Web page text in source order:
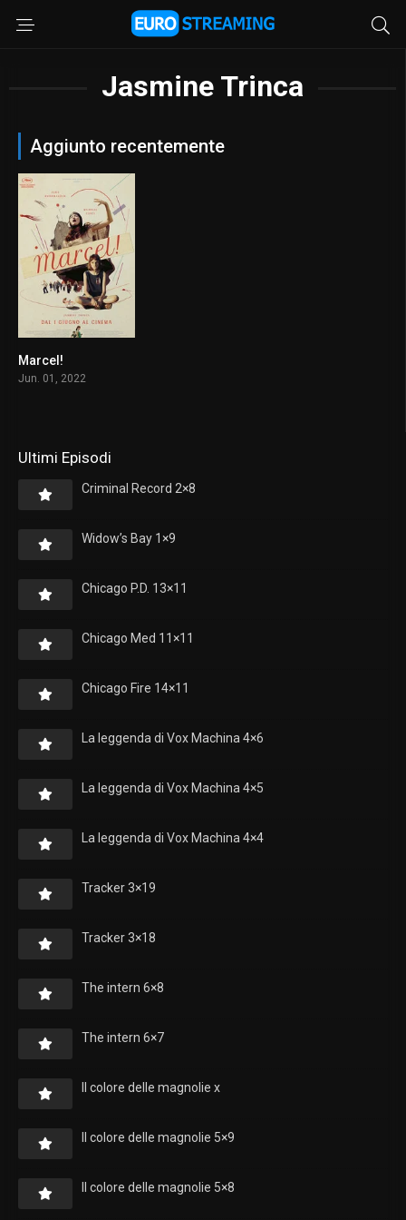
Jasmine Trinca
Aggiunto recentemente
Marcel!
Jun. 01, 2022
Ultimi Episodi
Criminal Record 2×8
Widow’s Bay 1×9
Chicago P.D. 13×11
Chicago Med 11×11
Chicago Fire 14×11
La leggenda di Vox Machina 4×6
La leggenda di Vox Machina 4×5
La leggenda di Vox Machina 4×4
Tracker 3×19
Tracker 3×18
The intern 6×8
The intern 6×7
Il colore delle magnolie x
Il colore delle magnolie 5×9
Il colore delle magnolie 5×8